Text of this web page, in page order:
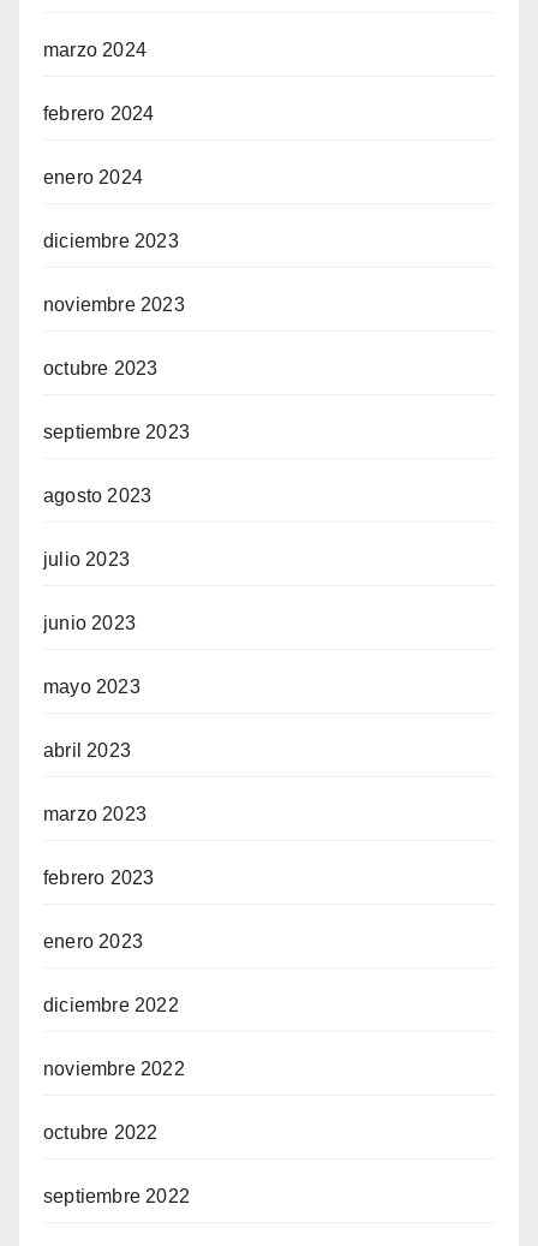
marzo 2024
febrero 2024
enero 2024
diciembre 2023
noviembre 2023
octubre 2023
septiembre 2023
agosto 2023
julio 2023
junio 2023
mayo 2023
abril 2023
marzo 2023
febrero 2023
enero 2023
diciembre 2022
noviembre 2022
octubre 2022
septiembre 2022